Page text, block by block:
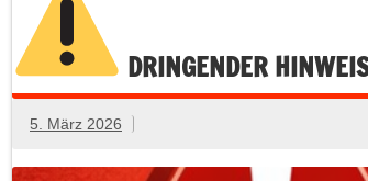
DRINGENDER
5. März 2026